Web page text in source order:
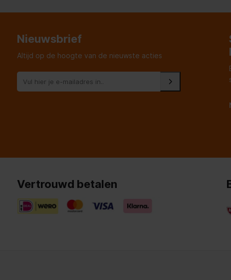
Nieuwsbrief
Altijd op de hoogte van de nieuwste acties
Vertrouwd betalen